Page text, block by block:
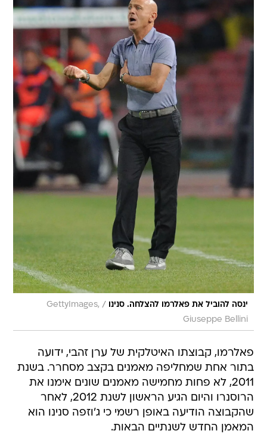
ינסה להוביל את פאלרמו להצלחה. סנינו /
GettyImages,
Giuseppe Bellini
פאלרמו, קבוצתו האיטלקית של ערן זהבי, ידועה
בתור אחת שמחליפה מאמנים בקצב מסחרר. בשנת
2011, לא פחות מחמישה מאמנים שונים אימנו את
הרוסנרו והיום הגיע הראשון לשנת 2012, לאחר
שהקבוצה הודיעה באופן רשמי כי ג'וזפה סנינו הוא
המאמן החדש לשנתיים הבאות.